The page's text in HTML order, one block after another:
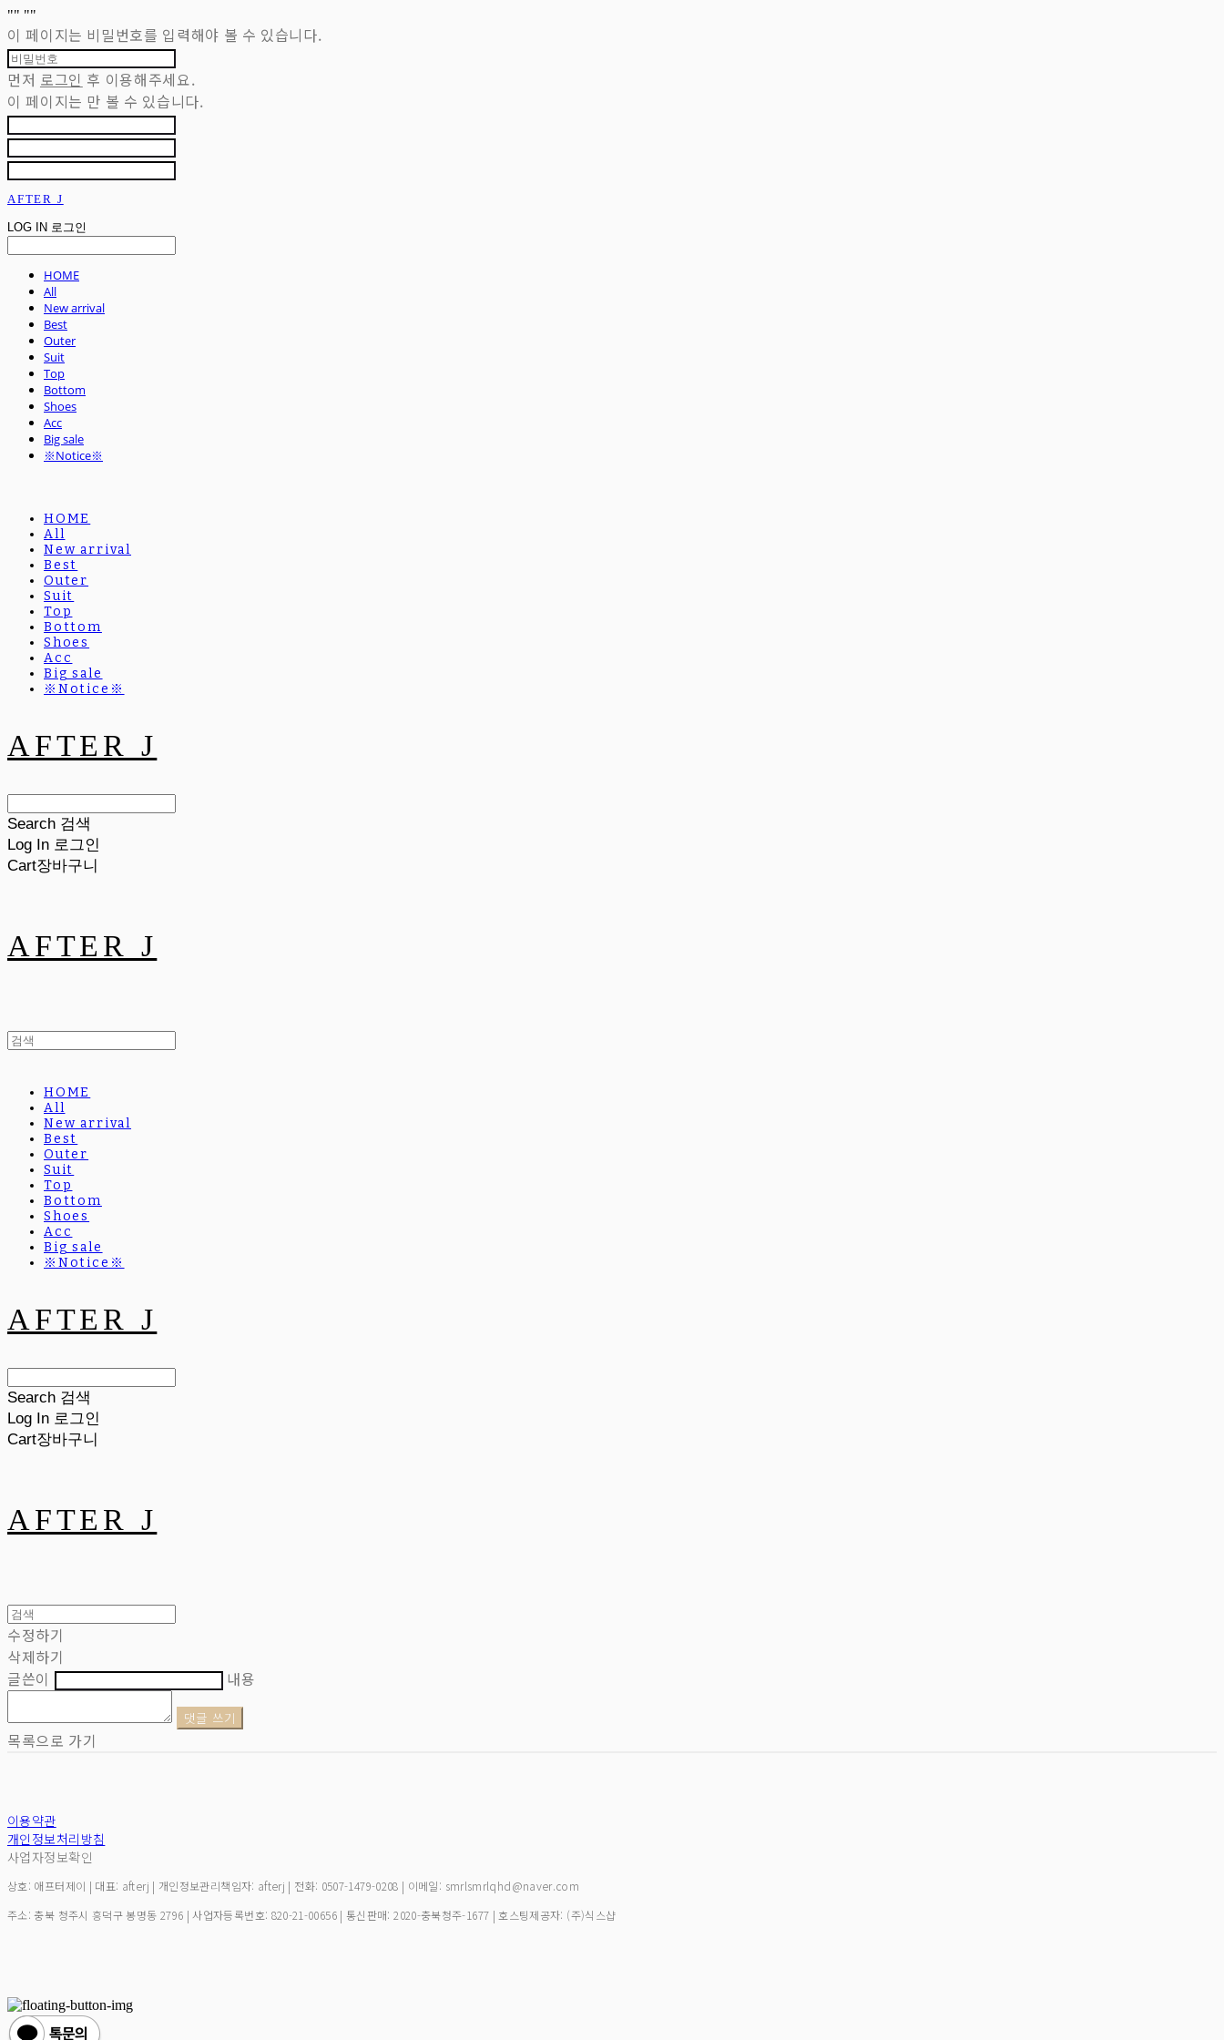
"" ""
이 페이지는 비밀번호를 입력해야 볼 수 있습니다.
먼저 로그인 후 이용해주세요.
이 페이지는 만 볼 수 있습니다.
AFTER J
LOG IN 로그인
HOME
All
New arrival
Best
Outer
Suit
Top
Bottom
Shoes
Acc
Big sale
※Notice※
HOME
All
New arrival
Best
Outer
Suit
Top
Bottom
Shoes
Acc
Big sale
※Notice※
AFTER J
Search 검색
Log In 로그인
Cart장바구니
AFTER J
HOME
All
New arrival
Best
Outer
Suit
Top
Bottom
Shoes
Acc
Big sale
※Notice※
AFTER J
Search 검색
Log In 로그인
Cart장바구니
AFTER J
수정하기
삭제하기
글쓴이
내용
댓글 쓰기
목록으로 가기
이용약관
개인정보처리방침
사업자정보확인
상호: 애프터제이 | 대표: afterj | 개인정보관리책임자: afterj | 전화: 0507-1479-0208 | 이메일: smrlsmrlqhd@naver.com
주소: 충북 청주시 흥덕구 봉명동 2796 | 사업자등록번호: 820-21-00656| 통신판매:2020-충북청주-1677 | 호스팅제공자: (주)식스샵